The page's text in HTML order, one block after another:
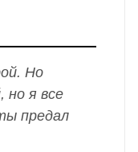
Но
но я все
предал